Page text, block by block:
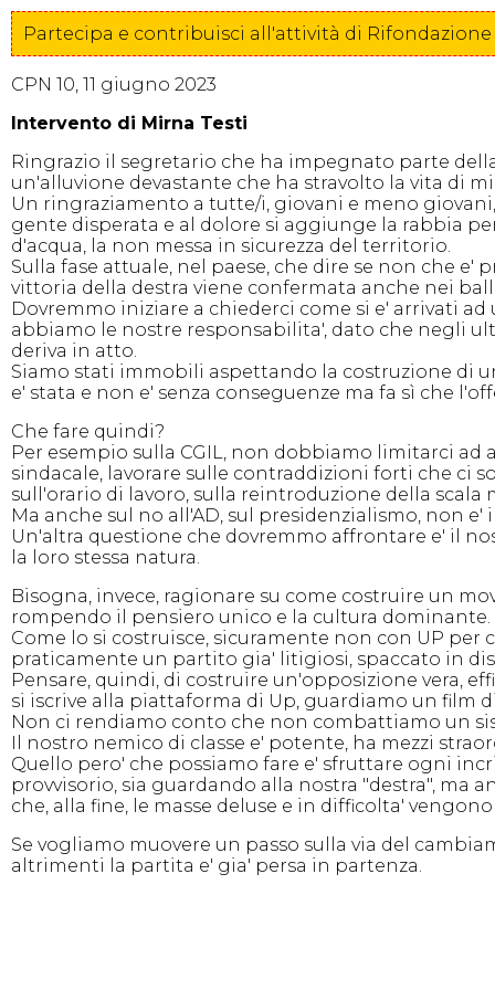
Partecipa e contribuisci all'attività di
CPN 10, 11 giugno 2023
Intervento di Mirna Testi
Ringrazio il segretario che ha impegnato parte
un'alluvione devastante che ha stravolto la vita di
Un ringraziamento a tutte/i, giovani e meno
gente disperata e al dolore si aggiunge la rabbia
d'acqua, la non messa in sicurezza del territorio.
Sulla fase attuale, nel paese, che dire se non che
vittoria della destra viene confermata anche nei
Dovremmo iniziare a chiederci come si e' arrivati
abbiamo le nostre responsabilita', dato che negli
deriva in atto.
Siamo stati immobili aspettando la costruzione di
e' stata e non e' senza conseguenze ma fa sì che
Che fare quindi?
Per esempio sulla CGIL, non dobbiamo limitarci
sindacale, lavorare sulle contraddizioni forti che ci
sull'orario di lavoro, sulla reintroduzione della scala
Ma anche sul no all'AD, sul presidenzialismo, non
Un'altra questione che dovremmo affrontare e' il
la loro stessa natura.
Bisogna, invece, ragionare su come costruire un
rompendo il pensiero unico e la cultura dominante.
Come lo si costruisce, sicuramente non con UP
praticamente un partito gia' litigiosi, spaccato in
Pensare, quindi, di costruire un'opposizione vera,
si iscrive alla piattaforma di Up, guardiamo un film
Non ci rendiamo conto che non combattiamo un
Il nostro nemico di classe e' potente, ha mezzi
Quello pero' che possiamo fare e' sfruttare ogni
provvisorio, sia guardando alla nostra "destra", ma
che, alla fine, le masse deluse e in difficolta'
Se vogliamo muovere un passo sulla via del
altrimenti la partita e' gia' persa in partenza.